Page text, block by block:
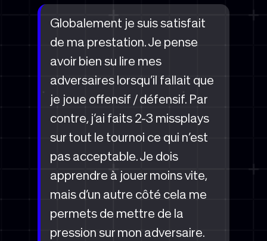
Globalement je suis satisfait
de ma prestation. Je pense
avoir bien su lire mes
adversaires lorsqu’il fallait que
je joue offensif / défensif. Par
contre, j’ai faits 2-3 missplays
sur tout le tournoi ce qui n’est
pas acceptable. Je dois
apprendre à jouer moins vite,
mais d’un autre côté cela me
permets de mettre de la
pression sur mon adversaire.